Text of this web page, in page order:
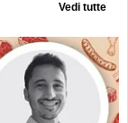
Vedi tutte